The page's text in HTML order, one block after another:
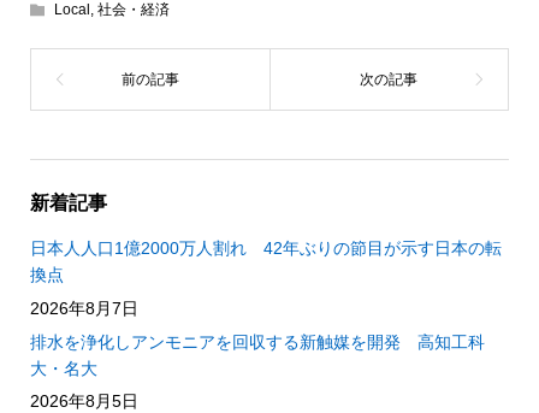
Local , 社会・経済
新着記事
日本人人口1億2000万人割れ 42年ぶりの節目が示す日本の転
換点
2026年8月7日
排水を浄化しアンモニアを回収する新触媒を開発 高知工科
大・名大
2026年8月5日